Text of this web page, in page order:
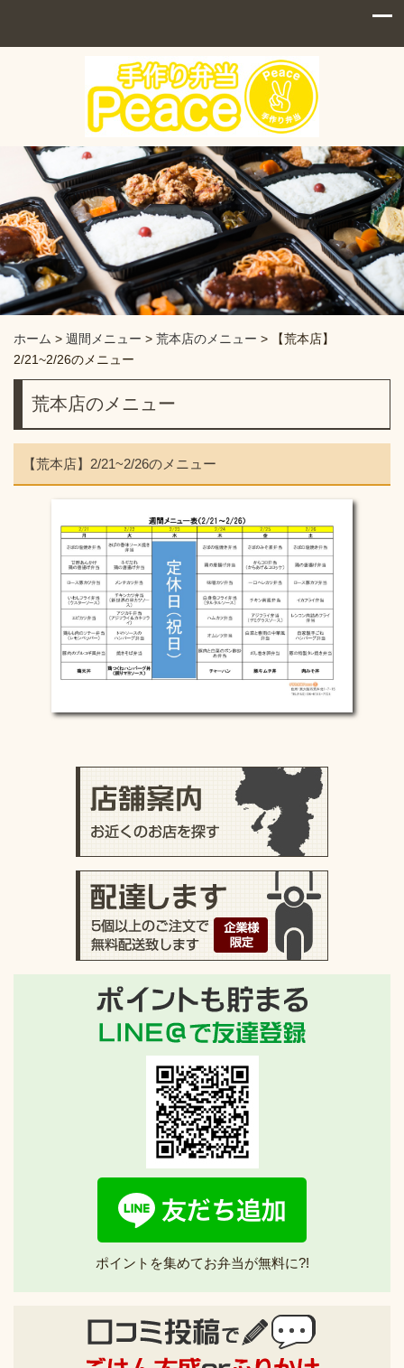
ホーム > 週間メニュー > 荒本店のメニュー >
【荒本店】
2/21~2/26のメニュー
荒本店のメニュー
【荒本店】2/21~2/26のメニュー
ポイントを集めてお弁当が無料に?!